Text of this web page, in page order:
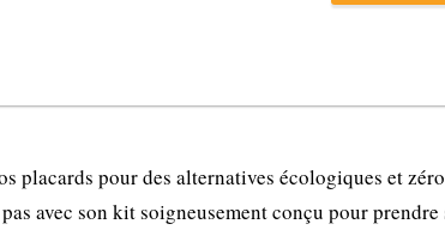
placards pour des alternatives écologiques et
avec son kit soigneusement conçu pour